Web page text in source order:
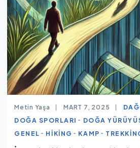
Metin Yaşa MART 7, 2025
DOĞA SPORLARI
DOĞA
GENEL
HIKING KAMP